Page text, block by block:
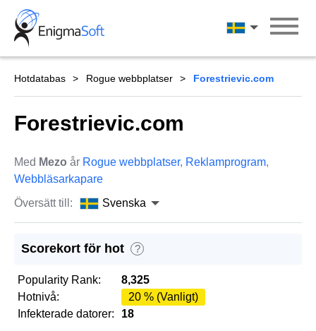
Skip
content
Svenska
Hotdatabas Rogue webbplatser Forestrievic.com
Forestrievic.com
Med Mezo år Rogue webbplatser, Reklamprogram,
Webbläsarkapare
Översätt till:
Svenska
Scorekort för hot ?
Popularity Rank:
8,325
Hotnivå:
20 % (Vanligt)
Infekterade datorer:
18